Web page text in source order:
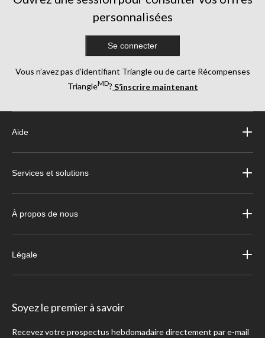
personnalisées
Se connecter
Vous n’avez pas d’identifiant Triangle ou de carte Récompenses
TriangleMD? S’inscrire maintenant
Aide
Services et solutions
À propos de nous
Légale
Soyez le premier à savoir
Recevez votre prospectus hebdomadaire directement par e-mail